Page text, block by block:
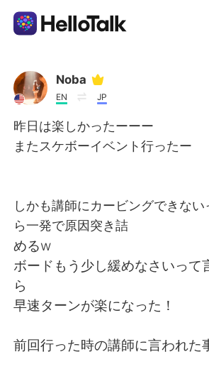
Appli d'échange linguistique
Français
English 简体中文
繁體中文
Noba
EN JP
昨日は楽しかったーーー
またスケボーイベント行ったー
しかも講師にカービングできな
ら一発で原因突き詰
めるw
ボードもう少し緩めなさいって
ら
早速ターンが楽になった！
前回行った時の講師に言われた